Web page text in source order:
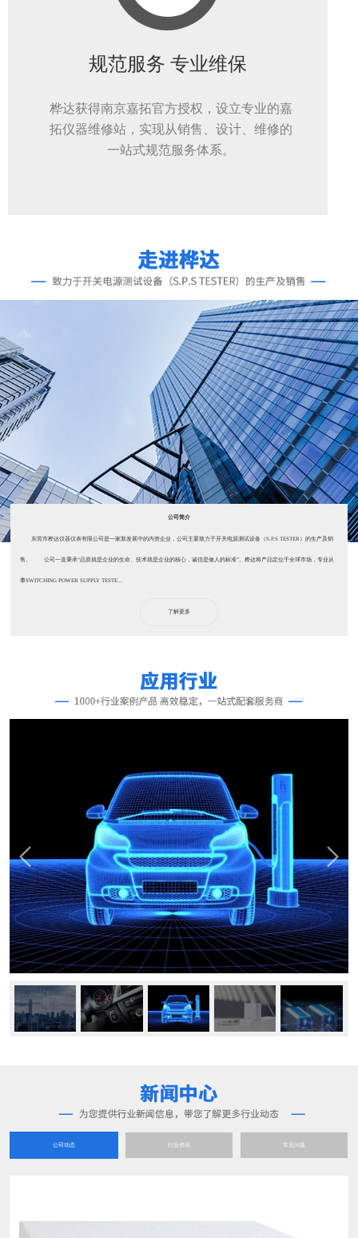
规范服务 专业维保
桦达获得南京嘉拓官方授权，设立专业的嘉
拓仪器维修站，实现从销售、设计、维修的
一站式规范服务体系。
公司简介
东莞市桦达仪器仪表有限公司是一家新发展中的内资企业，公司主要致力于开关电源测试设备（S.P.S TESTER）的生产及销
售。 公司一直秉承“品质就是企业的生命、技术就是企业的核心，诚信是做人的标准”。桦达将产品定位于全球市场，专业从
事SWITCHING POWER SUPPLY TESTE...
了解更多
公司动态 行业资讯 常见问题